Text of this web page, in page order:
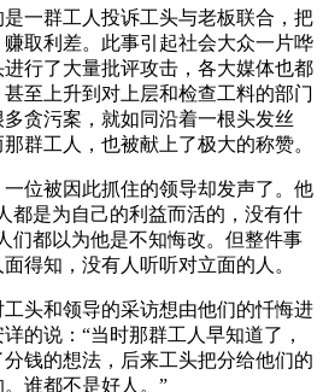
一群工人投诉工头与老板联合，把
取利差。此事引起社会大众一片哗
行了大量批评攻击，各大媒体也都
至上升到对上层和检查工料的部门
贪污案，就如同沿着一根头发丝
群工人，也被献上了极大的称赞。
位被因此抓住的领导却发声了。他
都是为自己的利益而活的，没有什
们都以为他是不知悔改。但整件事
得知，没有人听听对立面的人。
头和领导的采访想由他们的忏悔进
的说：“当时那群工人早知道了，
钱的想法，后来工头把分给他们的
谁都不是好人。”